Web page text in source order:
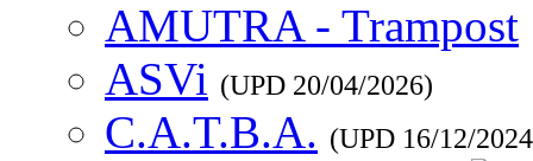
AMUTRA - Trampost
ASVi (UPD 20/04/2026)
C.A.T.B.A. (UPD 16/12/2024